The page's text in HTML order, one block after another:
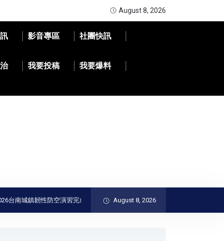
August 8, 2026
影音專區 社團快訊
我要投稿 我要爆料
韌性防空演習完成｜黃偉哲肯定全民防衛與防空避難整備
August 8, 2026